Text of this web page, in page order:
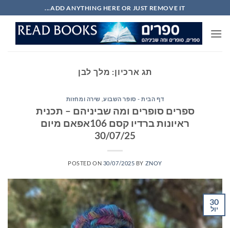
to
content
ADD ANYTHING HERE OR JUST REMOVE IT...
תג ארכיון: מלך לבן
דף הבית - סופר השבוע, שירה ומחזות
ספרים סופרים ומה שביניהם – תכנית
ראיונות ברדיו קסם 106אפאם מיום
30/07/25
POSTED ON 30/07/2025 BY ZNOY
30
יול